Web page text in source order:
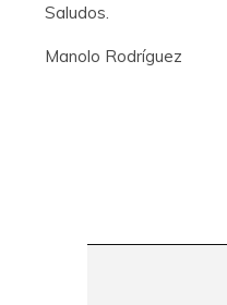
Saludos.
Manolo Rodríguez